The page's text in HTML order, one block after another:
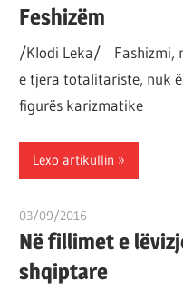
Feshizëm
/Klodi Leka/ Fashizmi,
e tjera totalitariste, nuk
figurës karizmatike
Lexo artikullin
03/09/2016
Në fillimet e
shqiptare